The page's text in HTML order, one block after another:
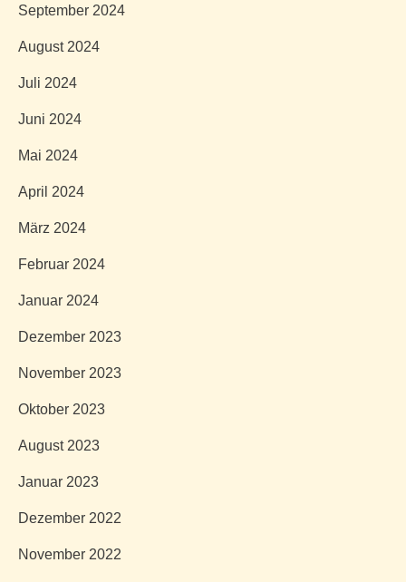
September 2024
August 2024
Juli 2024
Juni 2024
Mai 2024
April 2024
März 2024
Februar 2024
Januar 2024
Dezember 2023
November 2023
Oktober 2023
August 2023
Januar 2023
Dezember 2022
November 2022